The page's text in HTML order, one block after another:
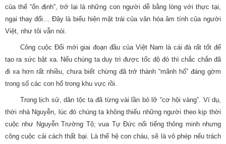
của thế “ổn định”, trở lại là những con người dễ bằng lòng với thực tại,
ngại thay đổi… Đây là biểu hiện mặt trái của văn hóa âm tính của người
Việt, như tôi vẫn nói.
Công cuộc Đổi mới giai đoạn đầu của Việt Nam là cái đà rất tốt để
tạo ra sức bật xa. Nếu chúng ta duy trì được tốc độ đó thì chắc chắn đã
đi xa hơn rất nhiều, chưa biết chừng đã trở thành “mãnh hổ” đáng gờm
trong số các con hổ trong khu vực rồi.
Trong lịch sử, dân tộc ta đã từng vài lần bỏ lỡ “cơ hội vàng”. Ví dụ,
thời nhà Nguyễn, lúc đó chúng ta không thiếu những người theo kịp thời
cuộc như Nguyễn Trường Tộ; vua Tự Đức nổi tiếng thông minh nhưng
công cuộc cải cách thất bại. Là thế hệ con cháu, sẽ là vô phép nếu trách